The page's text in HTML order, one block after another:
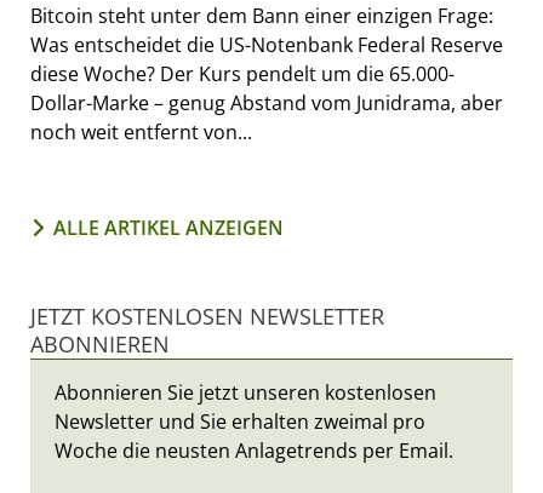
Bitcoin steht unter dem Bann einer einzigen Frage:
Was entscheidet die US-Notenbank Federal Reserve
diese Woche? Der Kurs pendelt um die 65.000-
Dollar-Marke – genug Abstand vom Junidrama, aber
noch weit entfernt von...
ALLE ARTIKEL ANZEIGEN
JETZT KOSTENLOSEN NEWSLETTER
ABONNIEREN
Abonnieren Sie jetzt unseren kostenlosen
Newsletter und Sie erhalten zweimal pro
Woche die neusten Anlagetrends per Email.